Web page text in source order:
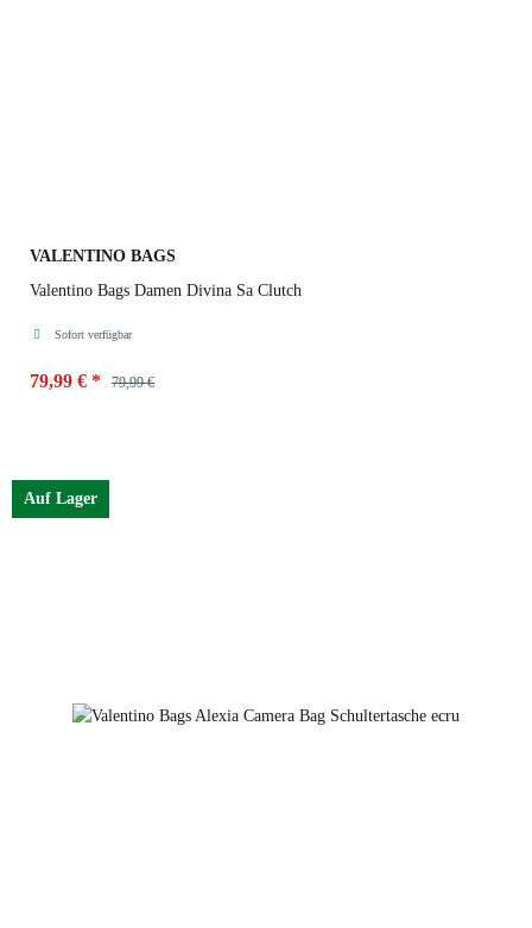
VALENTINO BAGS
Valentino Bags Damen Divina Sa Clutch
Sofort verfügbar
79,99 € * 79,99 €
Auf Lager